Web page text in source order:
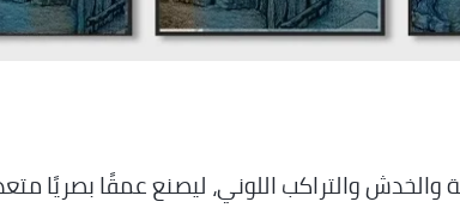
والتراكب اللوني، ليصنع عمقًا بصريًا